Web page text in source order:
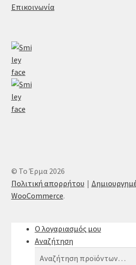
Επικοινωνία
© Το Έρμα 2026
Πολιτική απορρήτου
WooCommerce.
Ο λογαριασμός μου
Αναζήτηση
Αναζήτηση
Αναζήτηση